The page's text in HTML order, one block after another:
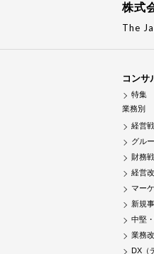
株式
The
コンサ
特集
業務別
経営
グル
財務
経営
マー
新規
中堅
業務
DX（